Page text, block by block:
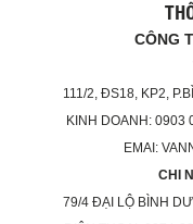
CÔNG
111/2, ĐS18, KP2,
KINH DOANH:
EMAI:
CHI
79/4 ĐẠI LỘ BÌNH